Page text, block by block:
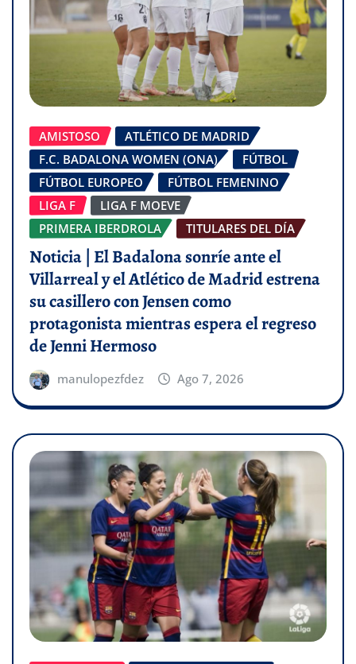
AMISTOSO
ATLÉTICO DE MADRID
F.C. BADALONA WOMEN (ONA)
FÚTBOL
FÚTBOL EUROPEO
FÚTBOL FEMENINO
LIGA F
LIGA F MOEVE
PRIMERA IBERDROLA
TITULARES DEL DÍA
Noticia | El Badalona sonríe ante el
Villarreal y el Atlético de Madrid estrena
su casillero con Jensen como
protagonista mientras espera el regreso
de Jenni Hermoso
manulopezfdez Ago 7, 2026